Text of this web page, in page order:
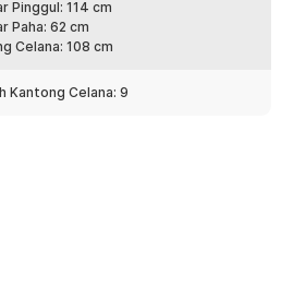
Cargo Pria Tactical Waterproof
Pinggul: 114 cm
Paha: 62 cm
Celana: 108 cm
Kantong Celana: 9